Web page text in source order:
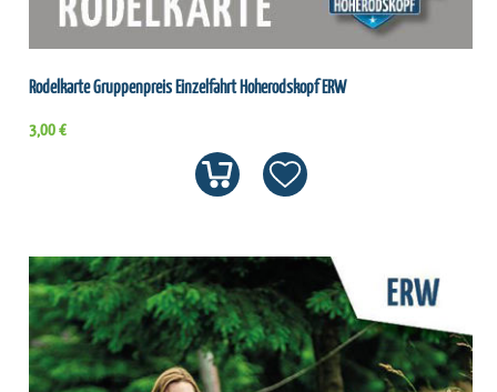
Rodelkarte Gruppenpreis Einzelfahrt Hoherodskopf ERW
3,00 €